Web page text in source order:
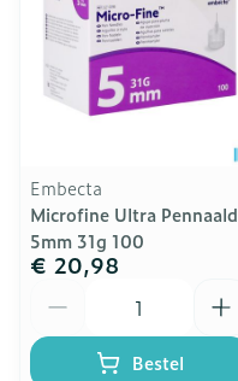
Embecta
Microfine Ultra Pennaald
5mm 31g 100
€ 20,98
Bestel